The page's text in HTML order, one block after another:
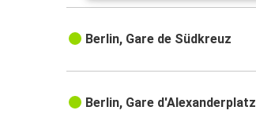
Berlin, Gare de Südkreuz
Berlin, Gare d'Alexanderplatz